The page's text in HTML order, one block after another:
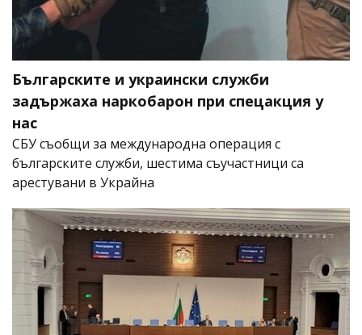
Българските и украински служби
задържаха наркобарон при спецакция у
нас
СБУ съобщи за международна операция с
българските служби, шестима съучастници са
арестувани в Украйна